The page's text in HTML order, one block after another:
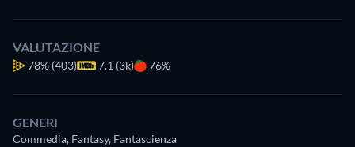
VALUTAZIONE
78% (403) 7.1 (3k) 76%
GENERI
Commedia, Fantasy, Fantascienza